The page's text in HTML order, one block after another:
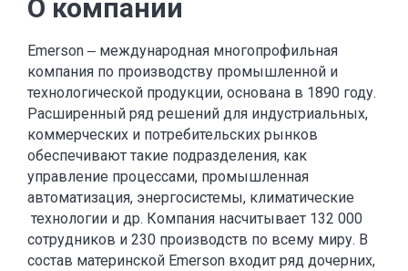
О компании
Emerson ‒ международная многопрофильная
компания по производству промышленной и
технологической продукции, основана в 1890 году.
Расширенный ряд решений для индустриальных,
коммерческих и потребительских рынков
обеспечивают такие подразделения, как
управление процессами, промышленная
автоматизация, энергосистемы, климатические
технологии и др. Компания насчитывает 132 000
сотрудников и 230 производств по всему миру. В
состав материнской Emerson входит ряд дочерних,